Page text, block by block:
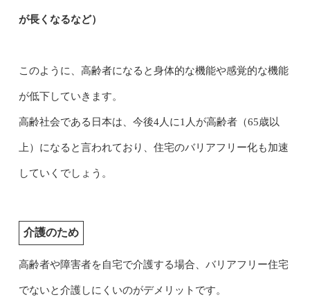
が長くなるなど）
このように、高齢者になると身体的な機能や感覚的な機能
が低下していきます。
高齢社会である日本は、今後4人に1人が高齢者（65歳以
上）になると言われており、住宅のバリアフリー化も加速
していくでしょう。
介護のため
高齢者や障害者を自宅で介護する場合、バリアフリー住宅
でないと介護しにくいのがデメリットです。